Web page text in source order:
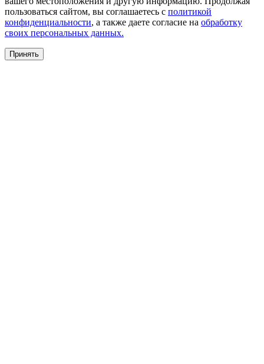
пользоваться сайтом, вы соглашаетесь с политикой
конфиденциальности, а также даете согласие на обработку
своих персональных данных.
Принять